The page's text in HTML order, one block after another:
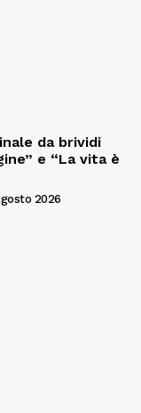
da brividi
e “La vita è
2026